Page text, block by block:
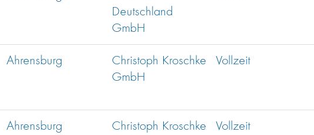
Deutschland
GmbH
Ahrensburg
Christoph Kroschke
GmbH
Vollzeit
Ahrensburg
Christoph Kroschke
Vollzeit